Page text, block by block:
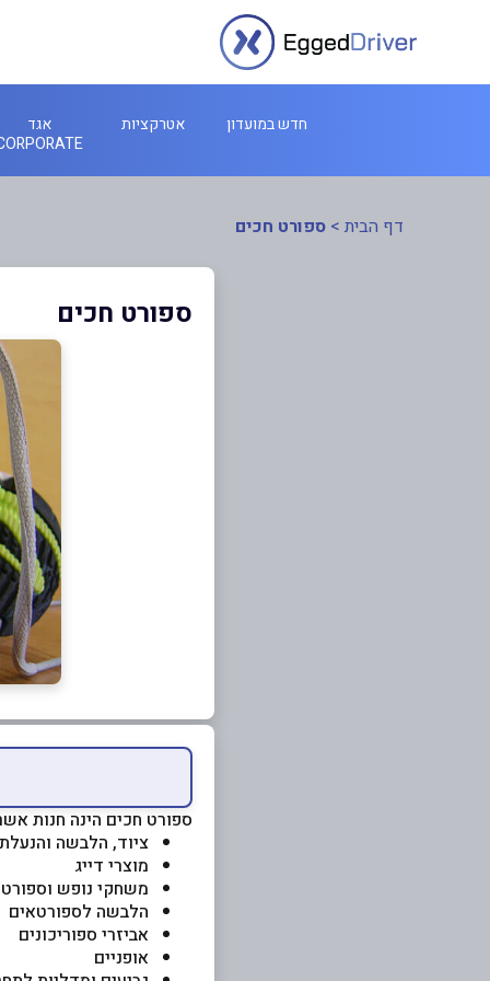
חדש במועדון אטרקציות
אגד
דף הבית > ספורט חכים
ספורט חכים
ספורט חכים הינה חנות
ציוד, הלבשה
מוצרי דייג
משחקי נופש וספורט
הלבשה לספורטאים
אביזרי ספוריכונים
אופניים